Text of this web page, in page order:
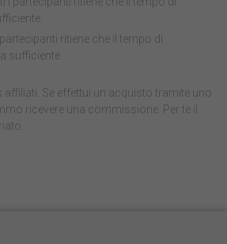
ritiene che il tempo di
sufficiente
affiliati. Se effettui un acquisto tramite uno
ricevere una commissione. Per te il